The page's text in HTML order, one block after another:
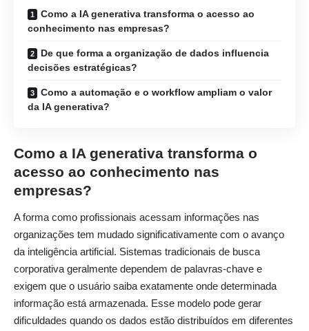
Como a IA generativa transforma o acesso ao
conhecimento nas empresas?
De que forma a organização de dados influencia
decisões estratégicas?
Como a automação e o workflow ampliam o valor
da IA generativa?
Como a IA generativa transforma o
acesso ao conhecimento nas
empresas?
A forma como profissionais acessam informações nas
organizações tem mudado significativamente com o avanço
da inteligência artificial. Sistemas tradicionais de busca
corporativa geralmente dependem de palavras-chave e
exigem que o usuário saiba exatamente onde determinada
informação está armazenada. Esse modelo pode gerar
dificuldades quando os dados estão distribuídos em diferentes